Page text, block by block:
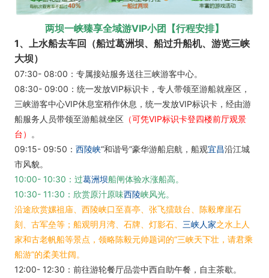
两坝一峡臻享全域游VIP小团【行程安排】
1、上水船去车回（船过葛洲坝、船过升船机、游览三峡
大坝）
07:30- 08:00：专属接站服务送往三峡游客中心。
08:30- 09:00：统一发放VIP标识卡，专人带领至游船就座区，
三峡游客中心VIP休息室稍作休息，统一发放VIP标识卡，经由游
船服务人员带领至游船就坐区 （可凭VIP标识卡登四楼前厅观景
台）
。
09:15- 09:50： 西陵峡“和谐号”豪华游船启航，船观宜昌沿江城
市风貌。
10:00- 10:30：过葛洲坝船闸体验水涨船高。
10:30- 11:30：欣赏原汁原味西陵峡风光。
沿途欣赏嫘祖庙、西陵峡口至喜亭、张飞擂鼓台、陈毅摩崖石
刻、古军垒等；船观明月湾、石牌、灯影石、 三峡人家之水上人
家和古老帆船等景点，领略陈毅元帅题词的“三峡天下壮，请君乘
船游”的柔美壮阔。
12:00- 12:30：前往游轮餐厅品尝中西自助午餐，自主茶歇。